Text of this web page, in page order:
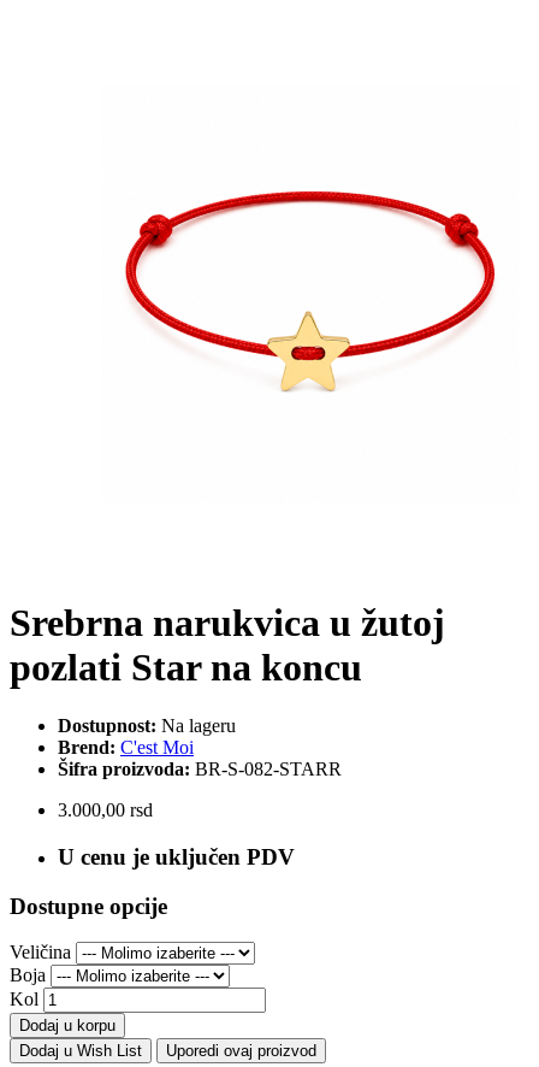
Srebrna narukvica u žutoj
pozlati Star na koncu
Dostupnost: Na lageru
Brend: C'est Moi
Šifra proizvoda: BR-S-082-STARR
3.000,00 rsd
U cenu je uključen PDV
Dostupne opcije
Veličina
Boja
Kol
Dodaj u korpu
Dodaj u Wish List
Uporedi ovaj proizvod